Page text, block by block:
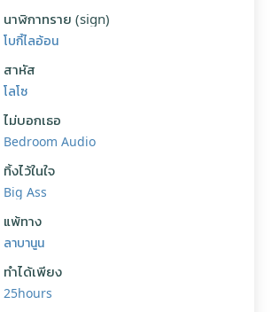
นาฬิกาทราย (sign)
โบกี้ไลอ้อน
สาหัส
โลโซ
ไม่บอกเธอ
Bedroom Audio
ทิ้งไว้ในใจ
Big Ass
แพ้ทาง
ลาบานูน
ทำได้เพียง
25hours